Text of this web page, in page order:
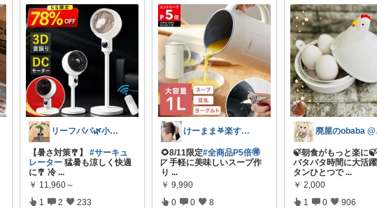
リーフパパ🌿小学2年生女の子のパパ
【暑さ対策🎐】#サーキュ
レーター 猛暑も涼しく快適
に🎐 冷 ...
￥ 11,960～
1 2 233
けーまま𖤐楽する家づくり☀︎*.｡
🌻8/11限定#全商品P5倍🉐
◸ 手軽に美味しいスープ作
り ...
￥ 9,990
0 0 8
廃
🍃朝食がもっと楽に
バタバタ時間に大活
タンひとつで ...
￥ 2,000
1 0 906